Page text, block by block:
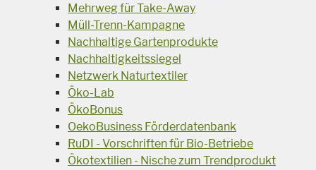
Mehrweg für Take-Away
Müll-Trenn-Kampagne
Nachhaltige Gartenprodukte
Nachhaltigkeitssiegel
Netzwerk Naturtextiler
Öko-Lab
ÖkoBonus
OekoBusiness Förderdatenbank
RuDI - Vorschriften für Bio-Betriebe
Ökotextilien - Nische zum Trendprodukt